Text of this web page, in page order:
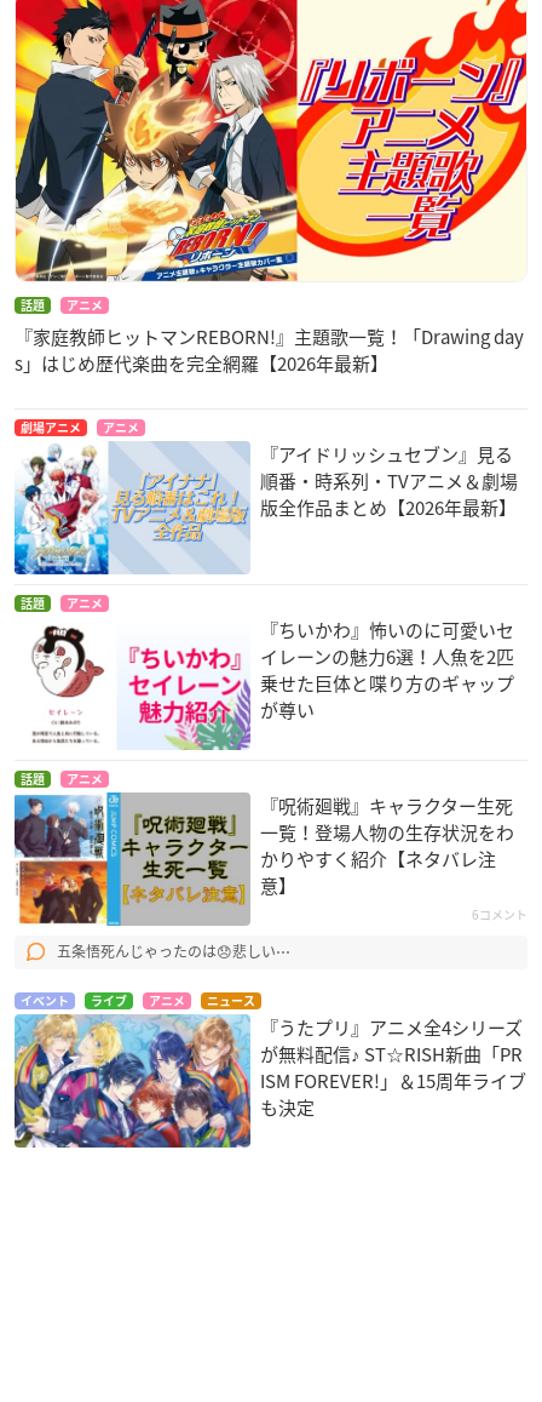
話題 アニメ
『家庭教師ヒットマンREBORN!』主題歌一覧！「Drawing day
s」はじめ歴代楽曲を完全網羅【2026年最新】
劇場アニメ アニメ
『アイドリッシュセブン』見る
順番・時系列・TVアニメ＆劇場
版全作品まとめ【2026年最新】
話題 アニメ
『ちいかわ』怖いのに可愛いセ
イレーンの魅力6選！人魚を2匹
乗せた巨体と喋り方のギャップ
が尊い
話題 アニメ
『呪術廻戦』キャラクター生死
一覧！登場人物の生存状況をわ
かりやすく紹介【ネタバレ注
意】
6コメント
五条悟死んじゃったのは😞悲しい⋯
イベント ライブ アニメ ニュース
『うたプリ』アニメ全4シリーズ
が無料配信♪ ST☆RISH新曲「PR
ISM FOREVER!」＆15周年ライブ
も決定